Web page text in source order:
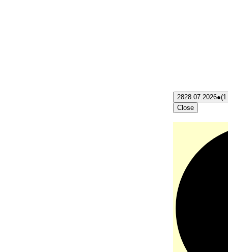
2828.07.2026●(1
Close